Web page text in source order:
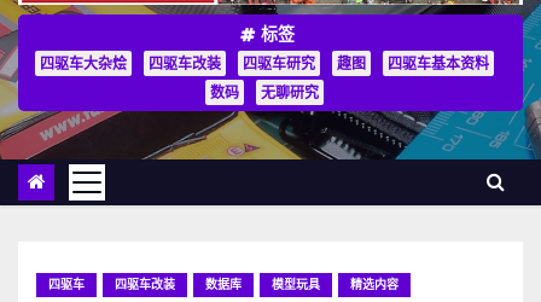
标签
四驱车大杂烩 四驱车改装 四驱车研究 趣图
四驱车基本资料
数码
无聊研究
四驱车 四驱车改装 数据库 模型玩具 精选内容